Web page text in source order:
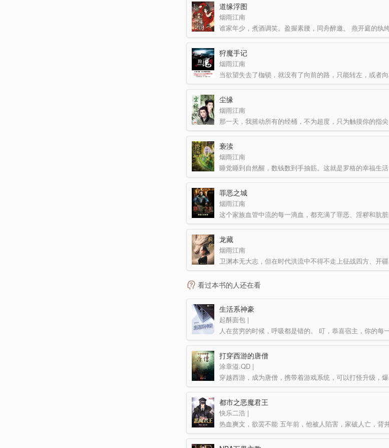
道缘浮图
烟雨江南
狩魔手记
烟雨江南
尘缘
烟雨江南
亵渎
烟雨江南
睡觉睡到自然醒，数钱数到手抽筋。这就是罗格的幸福生活
罪恶之城
烟雨江南
龙藏
烟雨江南
看过本书的人还在看
生活系神豪
起酥面包 |
打穿西游的唐僧
涂章溢.QD |
都市之恶魔君王
快乐二浩 |